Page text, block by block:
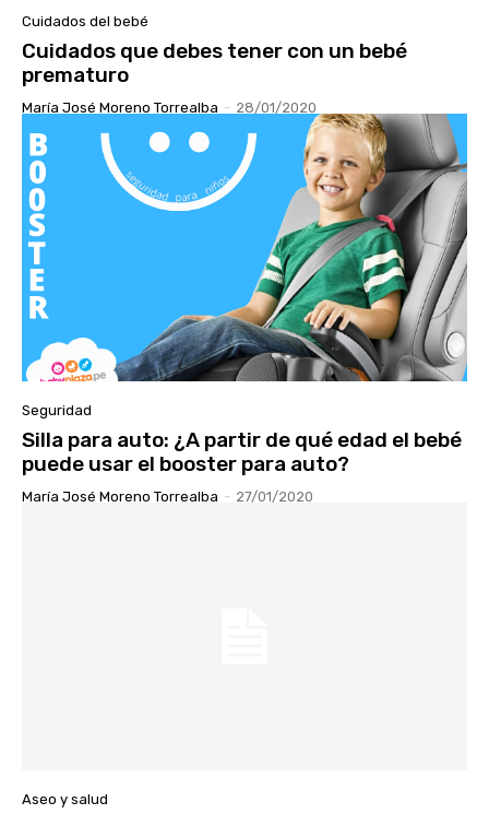
Cuidados del bebé
Cuidados que debes tener con un bebé
prematuro
María José Moreno Torrealba - 28/01/2020
Seguridad
Silla para auto: ¿A partir de qué edad el bebé
puede usar el booster para auto?
María José Moreno Torrealba - 27/01/2020
Aseo y salud